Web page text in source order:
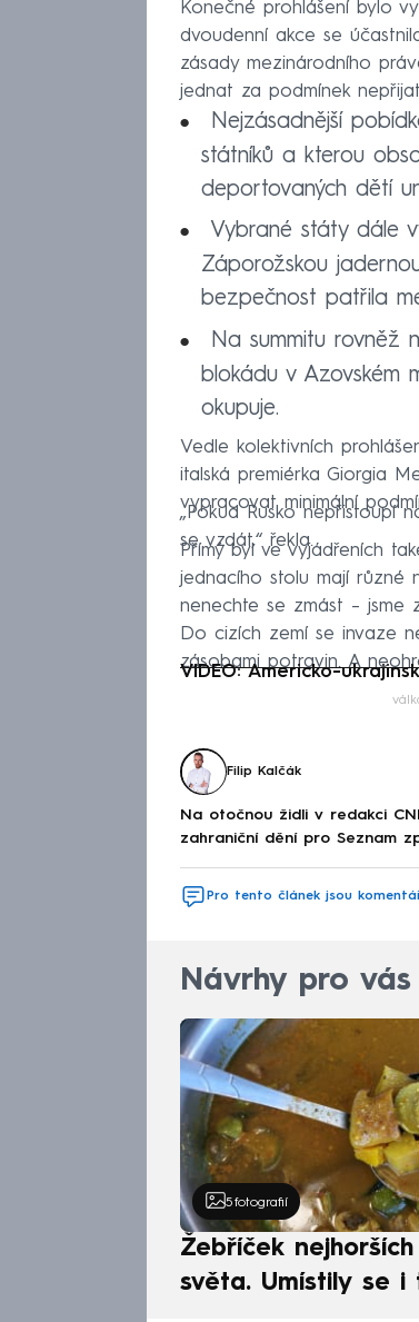
Konečné prohlášení bylo
dvoudenní akce se
zásady mezinárodního
jednat za podmínek
Nejzásadnější
státníků a kterou
deportovaných dětí
Vybrané státy dále
Záporožskou
bezpečnost patřila
Na summitu rovněž
blokádu v Azovském
okupuje.
Vedle kolektivních
italská premiérka Giorgia
vypracovat minimální
„Pokud Rusko nepřistoupí
se vzdát,“ řekla.
Přímý byl ve vyjádřeních
jednacího stolu mají různé
nenechte se zmást – jsme
Do cizích zemí se invaze
zásobami potravin. A
VIDEO: Americko-
Filip Kalčák
Na otočnou židli v redakci
zahraniční dění pro Seznam
Pro tento článek jsou
Návrhy pro vás
5 fotografií
Žebříček nejhorších
světa. Umístily se i